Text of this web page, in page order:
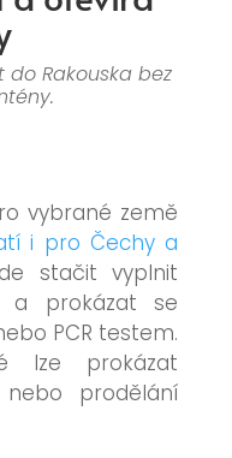
Rakouska bez
vybrané země
i pro Čechy a
stačit vyplnit
a prokázat se
PCR testem.
lze prokázat
prodělání